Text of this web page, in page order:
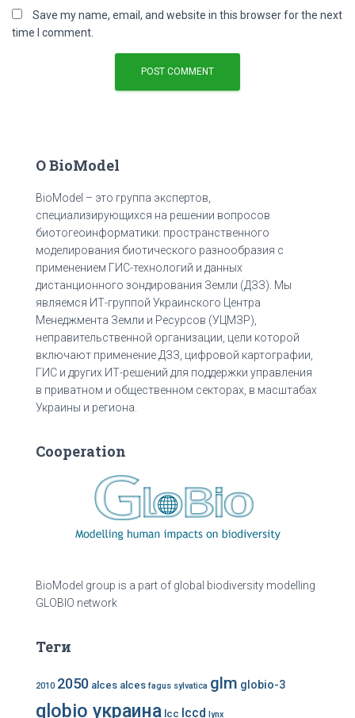
Save my name, email, and website in this browser for the next
time I comment.
О BioModel
BioModel – это группа экспертов,
специализирующихся на решении вопросов
биотогеоинформатики: пространственного
моделирования биотического разнообразия с
применением ГИС-технологий и данных
дистанционного зондирования Земли (ДЗЗ). Мы
являемся ИТ-группой Украинского Центра
Менеджмента Земли и Ресурсов (УЦМЗР),
неправительственной организации, цели которой
включают применение ДЗЗ, цифровой картографии,
ГИС и других ИТ-решений для поддержки управления
в приватном и общественном секторах, в масштабах
Украины и региона.
Cooperation
BioModel group is a part of global biodiversity modelling
GLOBIO network
Теги
2010 2050 alces alces fagus sylvatica glm globio-3
globio украина lcc lccd lynx